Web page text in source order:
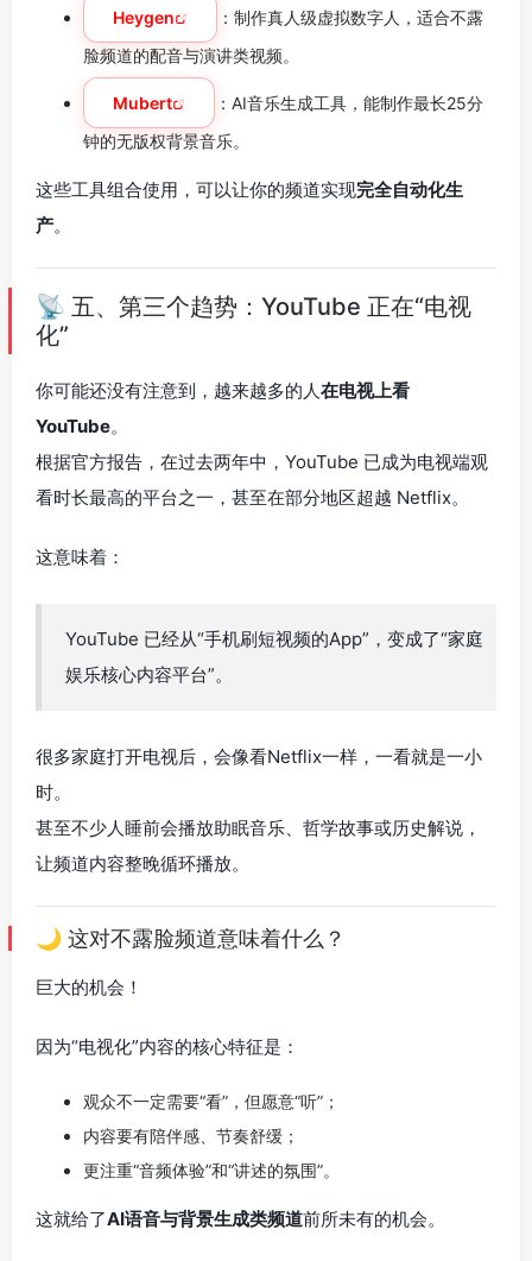
Heygen
：制作真人级虚拟数字人，适合不露
脸频道的配音与演讲类视频。
Mubert
：AI音乐生成工具，能制作最长25分
钟的无版权背景音乐。
这些工具组合使用，可以让你的频道实现完全自动化生
产。
📡 五、第三个趋势：YouTube 正在“电视
化”
你可能还没有注意到，越来越多的人在电视上看
YouTube。
根据官方报告，在过去两年中，YouTube 已成为电视端观
看时长最高的平台之一，甚至在部分地区超越 Netflix。
这意味着：
YouTube 已经从“手机刷短视频的App”，变成了“家庭
娱乐核心内容平台”。
很多家庭打开电视后，会像看Netflix一样，一看就是一小
时。
甚至不少人睡前会播放助眠音乐、哲学故事或历史解说，
让频道内容整晚循环播放。
🌙 这对不露脸频道意味着什么？
巨大的机会！
因为“电视化”内容的核心特征是：
观众不一定需要“看”，但愿意“听”；
内容要有陪伴感、节奏舒缓；
更注重“音频体验”和“讲述的氛围”。
这就给了AI语音与背景生成类频道前所未有的机会。